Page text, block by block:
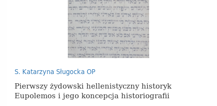
S. Katarzyna Sługocka OP
Pierwszy żydowski hellenistyczny historyk
Eupolemos i jego koncepcja historiografii